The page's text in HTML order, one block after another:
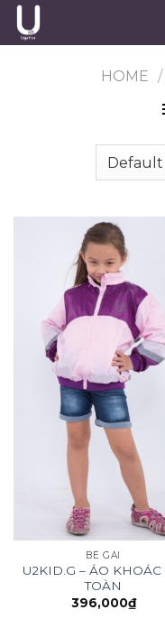
Skip
HOME /
BÉ GÁI
U2KID.G – ÁO KHOÁC
TOÀN
396,000₫